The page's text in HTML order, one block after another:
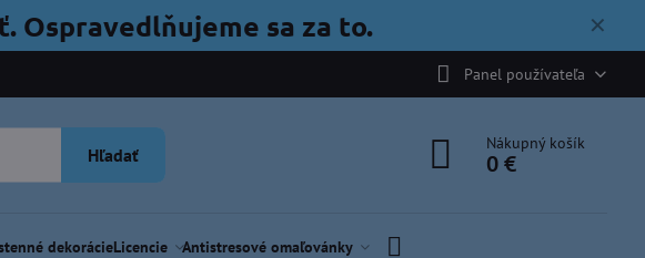
✕
Ospravedlňujeme sa za to.
Panel používateľa
Hľadať
Nákupný košík
0 €
dekorácieLicencie Antistresové omaľovánky